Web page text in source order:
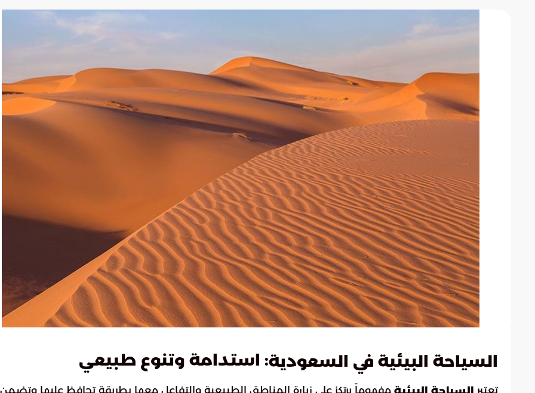
السياحة البيئية في السعودية: استدامة وتنوع طبيعي
تعتبر
مفهوماً يرتكز على زيارة المناطق الطبيعية والتفاعل معها بطريقة تحافظ عليها وتضمن